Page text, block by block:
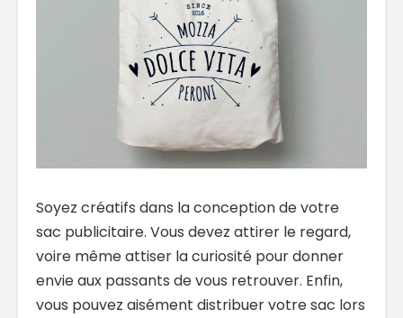
Soyez créatifs dans la conception de votre
sac publicitaire. Vous devez attirer le regard,
voire même attiser la curiosité pour donner
envie aux passants de vous retrouver. Enfin,
vous pouvez aisément distribuer votre sac lors